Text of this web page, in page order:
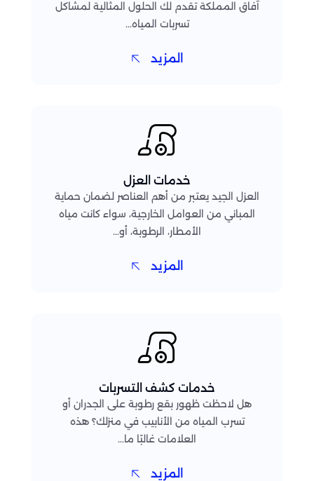
آفاق المملكة تقدم لك الحلول المثالية لمشاكل
تسربات المياه...
المزيد
خدمات العزل
العزل الجيد يعتبر من أهم العناصر لضمان حماية
المباني من العوامل الخارجية، سواء كانت مياه
الأمطار، الرطوبة، أو...
المزيد
خدمات كشف التسربات
هل لاحظت ظهور بقع رطوبة على الجدران أو
تسرب المياه من الأنابيب في منزلك؟ هذه
العلامات غالبًا ما...
المزيد